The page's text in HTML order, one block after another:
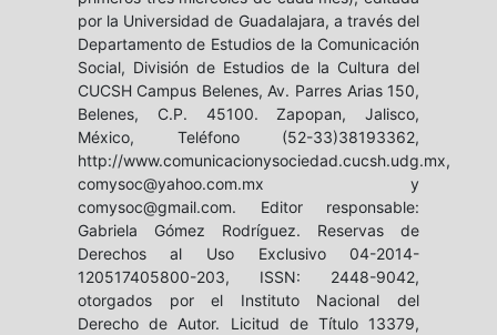
por la Universidad de Guadalajara, a través del
Departamento de Estudios de la Comunicación
Social, División de Estudios de la Cultura del
CUCSH Campus Belenes, Av. Parres Arias 150,
Belenes, C.P. 45100. Zapopan, Jalisco,
México, Teléfono (52-33)38193362,
http://www.comunicacionysociedad.cucsh.udg.mx,
comysoc@yahoo.com.mx y
comysoc@gmail.com. Editor responsable:
Gabriela Gómez Rodríguez. Reservas de
Derechos al Uso Exclusivo 04-2014-
120517405800-203, ISSN: 2448-9042,
otorgados por el Instituto Nacional del
Derecho de Autor. Licitud de Título 13379,